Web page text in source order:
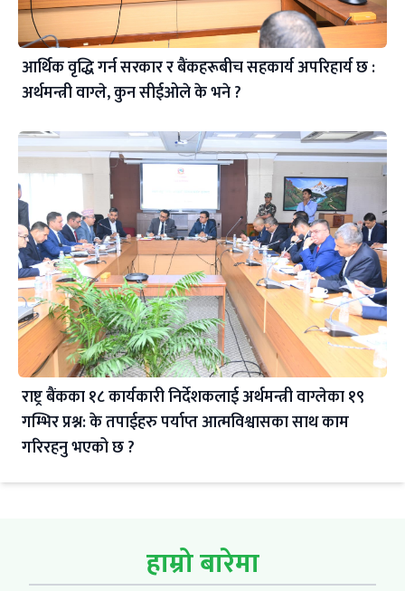
आर्थिक वृद्धि गर्न सरकार र बैंकहरूबीच सहकार्य अपरिहार्य छ :
अर्थमन्त्री वाग्ले, कुन सीईओले के भने ?
राष्ट्र बैंकका १८ कार्यकारी निर्देशकलाई अर्थमन्त्री वाग्लेका १९
गम्भिर प्रश्न: के तपाईहरु पर्याप्त आत्मविश्वासका साथ काम
गरिरहनु भएको छ ?
हाम्रो बारेमा